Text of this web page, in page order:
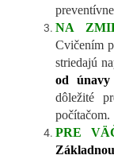
NA
Cvičením
striedajú
od
dôležité
počítačom.
PRE